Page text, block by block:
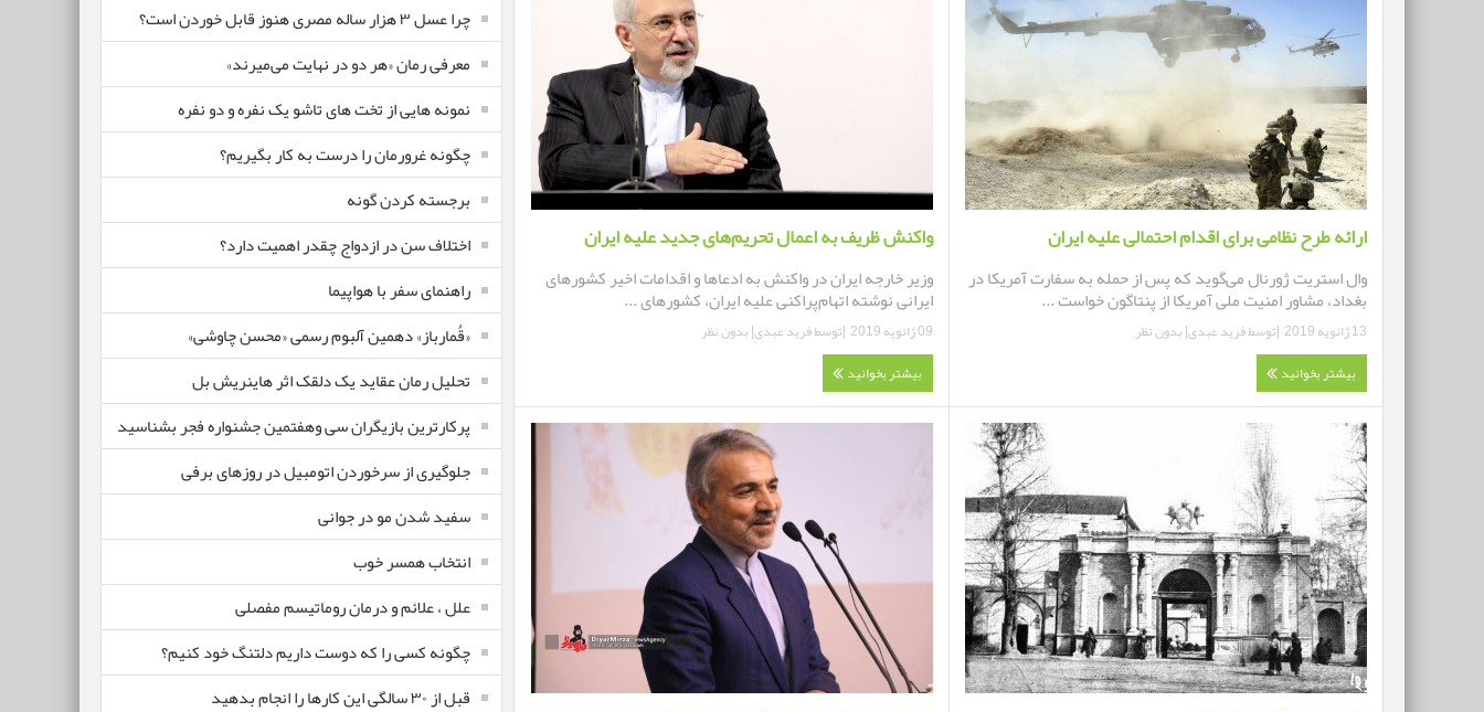
ارائه طرح نظامی برای اقدام احتمالی علیه ایران
وال استریت ژورنال می‌گوید که پس از حمله به سفارت آمریکا در
بغداد، مشاور امنیت ملی آمریکا از پنتاگون خواست ...
13 ژانویه 2019 |توسطفرید عبدی|بدون نظر
بیشتر بخوانید
واکنش ظریف به اعمال تحریم‌های جدید علیه ایران
وزیر خارجه ایران در واکنش به ادعاها و اقدامات اخیر کشورهای
ایرانی نوشته اتهام‌پراکنی علیه ایران، کشورهای ...
09 ژانویه 2019 |توسطفرید عبدی|بدون نظر
بیشتر بخوانید
چرا عسل ۳ هزار ساله‌ مصری هنوز قابل خوردن است؟
معرفی رمان «هر دو در نهایت می‌میرند»
نمونه هایی از تخت های تاشو یک نفره و دو نفره
چگونه غرورمان را درست به کار بگیریم؟
برجسته کردن گونه
اختلاف سن در ازدواج چقدر اهمیت دارد؟
راهنمای سفر با هواپیما
«قُمارباز» دهمین آلبوم رسمی «محسن چاوشی»
تحلیل رمان عقاید یک دلقک اثر هاینریش بل
پرکارترین بازیگران سی وهفتمین جشنواره فجر بشناسید
جلوگیری از سرخوردن اتومبیل در روزهای برفی
سفید شدن مو در جوانی
انتخاب همسر خوب
علل ، علائم و درمان روماتیسم مفصلی
چگونه کسی را که دوست داریم دلتنگ خود کنیم؟
قبل از ۳۰ سالگی این کارها را انجام بدهید